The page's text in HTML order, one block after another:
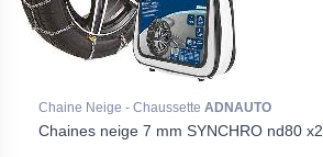
Chaine Neige - Chaussette ADNAUTO
Chaines neige 7 mm SYNCHRO nd80 x2